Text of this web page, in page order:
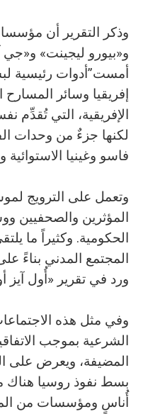
وذكر التقرير أن
و«بيورو ليجينت» و«جي
أمست”أدوات رئيسية
إفريقيا وسائر المسارح
الإفريقية، التي تُقدِّم
لكنها جزءٌ من وحدات
فاسو وغينيا الاستوائية
وتعمل على الترويج
المؤثرين والصحفيين
الحكومية. وكثيراً ما
المجتمع المدني بناءً
ورد في تقرير «أُول آيز
وفي مثل هذه
الشرعية بموجب
المضيفة، ويعرض على
بسط نفوذ روسيا هناك
أُناسٍ ومؤسسات من